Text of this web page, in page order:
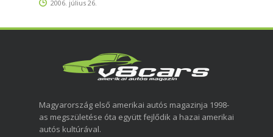
2006. július 26.
Magyarország első amerikai autós magazinja 1998-
as megszületése óta együtt fejlődik a hazai amerikai
autós kultúrával.